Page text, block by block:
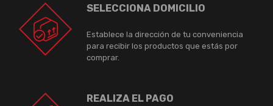
SELECCIONA DOMICILIO
Establece la dirección de tu conveniencia
para recibir los productos que estás por
comprar.
REALIZA EL PAGO